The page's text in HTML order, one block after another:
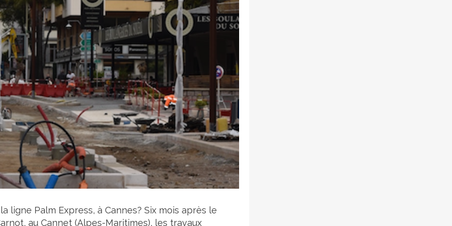
ligne Palm Express, à Cannes? Six mois après le
au Cannet (Alpes-Maritimes), les travaux